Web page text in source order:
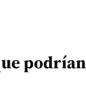
podrían